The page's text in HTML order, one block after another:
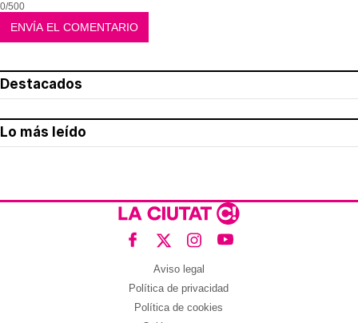
0/500
Destacados
Lo más leído
Aviso legal
Política de privacidad
Política de cookies